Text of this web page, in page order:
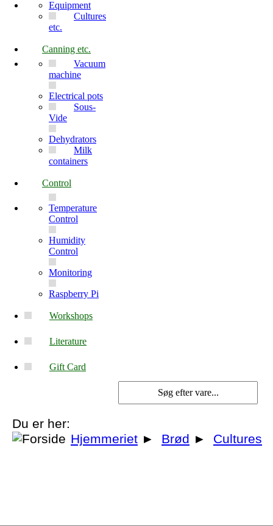
Equipment
Cultures
etc.
Canning etc.
Vacuum
machine
Electrical pots
Sous-
Vide
Dehydrators
Milk
containers
Control
Temperature
Control
Humidity
Control
Monitoring
Raspberry Pi
Workshops
Literature
Gift Card
Du er her:
Hjemmeriet ► Brød ► Cultures